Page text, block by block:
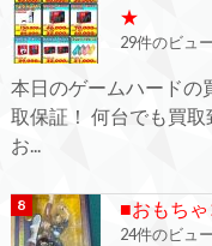
★
29件のビュー
本日のゲームハードの
取保証！ 何台でも買
お...
■おもち
24件のビュー